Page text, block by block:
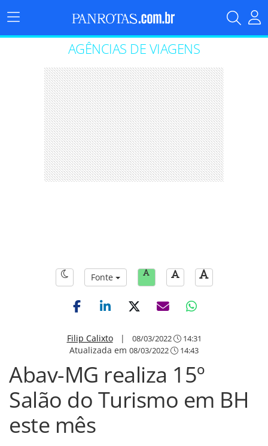
Menu
Principal
AGÊNCIAS DE VIAGENS
Fonte
Filip Calixto| 08/03/2022 14:31
Atualizada em 08/03/2022 14:43
Abav-MG realiza 15º
Salão do Turismo em BH
este mês